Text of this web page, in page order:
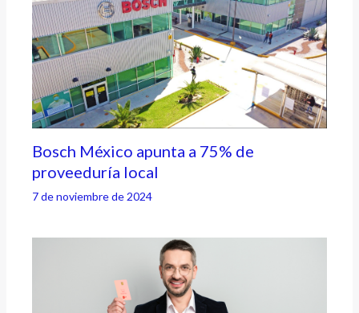
Bosch México apunta a 75% de
proveeduría local
7 de noviembre de 2024